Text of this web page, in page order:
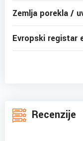
Zemlja porekla /
Evropski registar
Recenzije